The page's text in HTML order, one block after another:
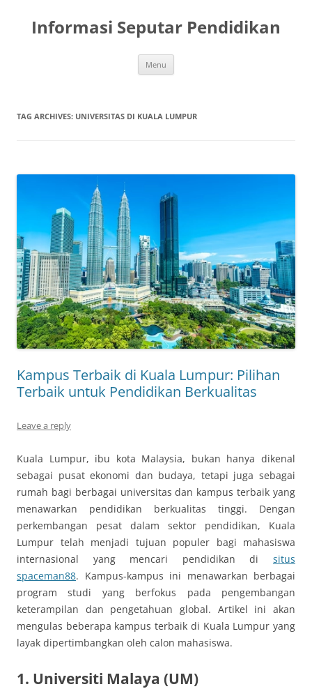
content
Informasi Seputar Pendidikan
Menu
TAG ARCHIVES: UNIVERSITAS DI KUALA LUMPUR
Kampus Terbaik di Kuala Lumpur: Pilihan
Terbaik untuk Pendidikan Berkualitas
Leave a reply
Kuala Lumpur, ibu kota Malaysia, bukan hanya dikenal
sebagai pusat ekonomi dan budaya, tetapi juga sebagai
rumah bagi berbagai universitas dan kampus terbaik yang
menawarkan pendidikan berkualitas tinggi. Dengan
perkembangan pesat dalam sektor pendidikan, Kuala
Lumpur telah menjadi tujuan populer bagi mahasiswa
internasional yang mencari pendidikan di situs
spaceman88. Kampus-kampus ini menawarkan berbagai
program studi yang berfokus pada pengembangan
keterampilan dan pengetahuan global. Artikel ini akan
mengulas beberapa kampus terbaik di Kuala Lumpur yang
layak dipertimbangkan oleh calon mahasiswa.
1. Universiti Malaya (UM)